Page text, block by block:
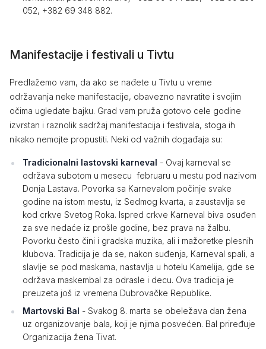
052, +382 69 348 882.
Manifestacije i festivali u Tivtu
Predlažemo vam, da ako se nađete u Tivtu u vreme
održavanja neke manifestacije, obavezno navratite i svojim
očima ugledate bajku. Grad vam pruža gotovo cele godine
izvrstan i raznolik sadržaj manifestacija i festivala, stoga ih
nikako nemojte propustiti. Neki od važnih događaja su:
Tradicionalni lastovski karneval - Ovaj karneval se
održava subotom u mesecu februaru u mestu pod nazivom
Donja Lastava. Povorka sa Karnevalom počinje svake
godine na istom mestu, iz Sedmog kvarta, a zaustavlja se
kod crkve Svetog Roka. Ispred crkve Karneval biva osuđen
za sve nedaće iz prošle godine, bez prava na žalbu.
Povorku često čini i gradska muzika, ali i mažoretke plesnih
klubova. Tradicija je da se, nakon suđenja, Karneval spali, a
slavlje se pod maskama, nastavlja u hotelu Kamelija, gde se
održava maskembal za odrasle i decu. Ova tradicija je
preuzeta još iz vremena Dubrovačke Republike.
Martovski Bal - Svakog 8. marta se obeležava dan žena
uz organizovanje bala, koji je njima posvećen. Bal priređuje
Organizacija žena Tivat.